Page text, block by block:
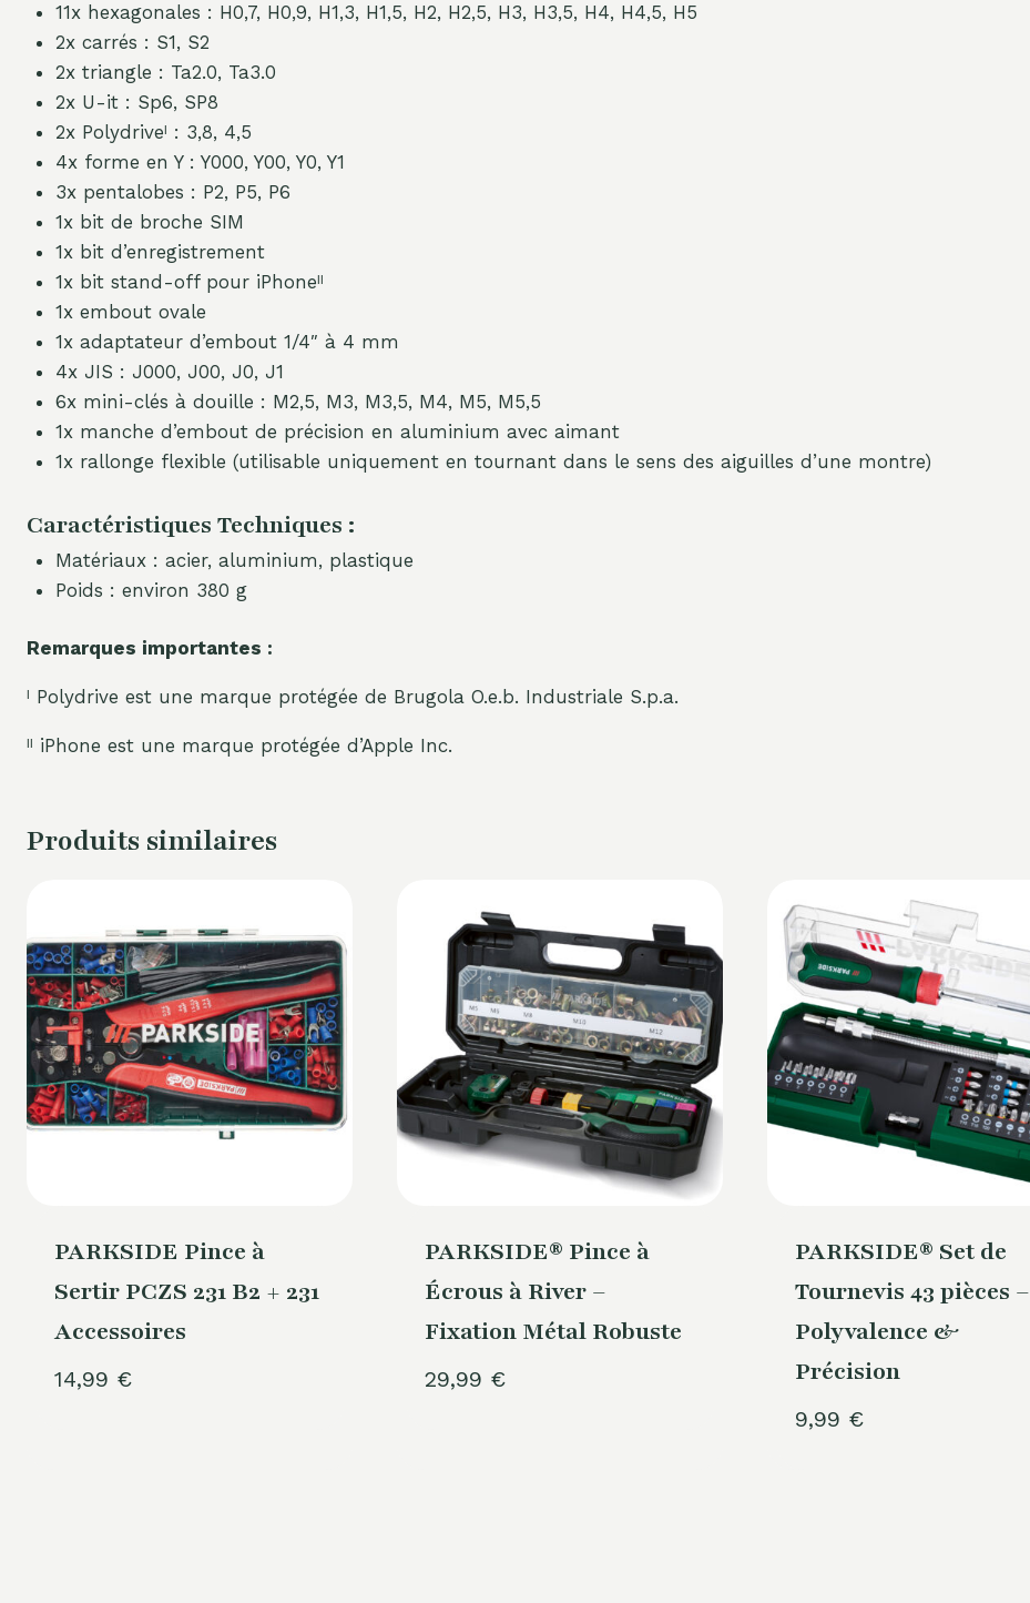
11x hexagonales : H0,7, H0,9, H1,3, H1,5, H2, H2,5, H3, H3,5, H4, H4,5, H5
2x carrés : S1, S2
2x triangle : Ta2.0, Ta3.0
2x U-it : Sp6, SP8
2x Polydriveˡ : 3,8, 4,5
4x forme en Y : Y000, Y00, Y0, Y1
3x pentalobes : P2, P5, P6
1x bit de broche SIM
1x bit d’enregistrement
1x bit stand-off pour iPhoneˡˡ
1x embout ovale
1x adaptateur d’embout 1/4″ à 4 mm
4x JIS : J000, J00, J0, J1
6x mini-clés à douille : M2,5, M3, M3,5, M4, M5, M5,5
1x manche d’embout de précision en aluminium avec aimant
1x rallonge flexible (utilisable uniquement en tournant dans le sens des aiguilles d’une montre)
Caractéristiques Techniques :
Matériaux : acier, aluminium, plastique
Poids : environ 380 g
Remarques importantes :
ˡ Polydrive est une marque protégée de Brugola O.e.b. Industriale S.p.a.
ˡˡ iPhone est une marque protégée d’Apple Inc.
Produits similaires
PARKSIDE Pince à
Sertir PCZS 231 B2 + 231
Accessoires
14,99 €
PARKSIDE® Pince à
Écrous à River –
Fixation Métal Robuste
29,99 €
PARKSIDE® Set de
Tournevis 43 pièces –
Polyvalence &
Précision
9,99 €